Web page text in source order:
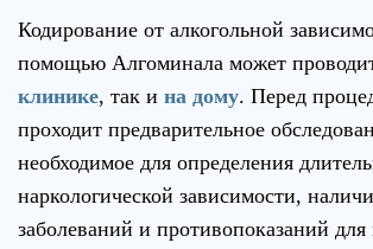
Кодирование от алкогольной
помощью Алгоминала может
клинике, так и на дому. Перед
проходит предварительное
необходимое для определения
наркологической зависимости,
заболеваний и противопоказаний для